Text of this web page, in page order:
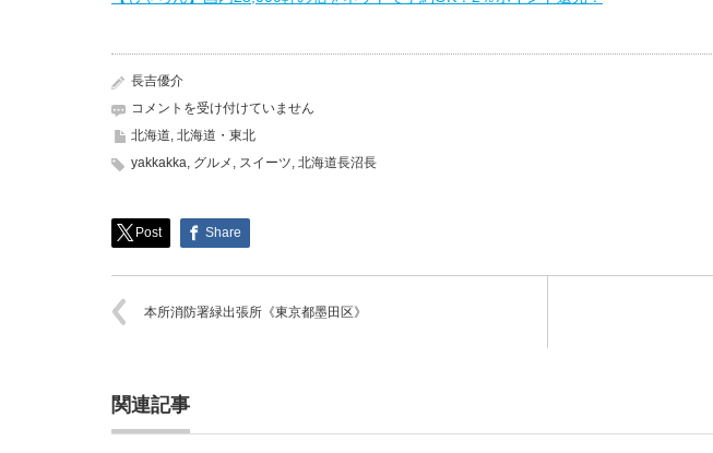
長吉優介
あ
い
の
沼
本
店
町》
は
コメントを受け付けていません
北海道 北海道・東北
yakkakka グルメ スイーツ 北海道長沼長
Post Share
本所消防署緑出張所《東京都墨田区》
関連記事